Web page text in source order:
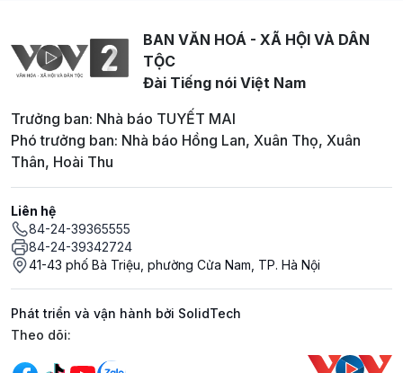
BAN VĂN HOÁ - XÃ HỘI VÀ DÂN
TỘC
Đài Tiếng nói Việt Nam
Trưởng ban: Nhà báo TUYẾT MAI
Phó trưởng ban: Nhà báo Hồng Lan, Xuân Thọ, Xuân
Thân, Hoài Thu
Liên hệ
84-24-39365555
84-24-39342724
41-43 phố Bà Triệu, phường Cửa Nam, TP. Hà Nội
Phát triển và vận hành bởi SolidTech
Mạng xã hội
Theo dõi: